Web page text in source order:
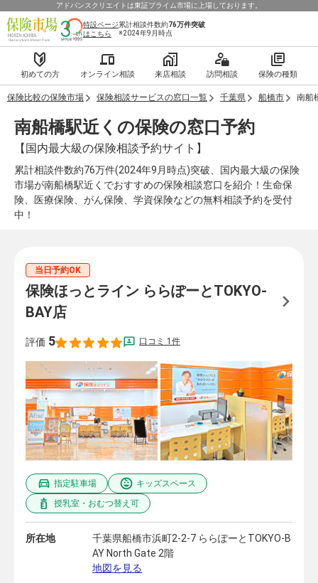
アドバンスクリエイトは東証プライム市場に上場しております。
特設ページ
はこちら
累計相談件数約76万件突破
※2024年9月時点
初めての方 オンライン相談 来店相談 訪問相談 保険の種類
保険比較の保険市場 保険相談サービスの窓口一覧 千葉県 船橋市 南船
南船橋駅近くの保険の窓口予約
【国内最大級の保険相談予約サイト】
累計相談件数約76万件(2024年9月時点)突破、国内最大級の保険
市場が南船橋駅近くでおすすめの保険相談窓口を紹介！生命保
険、医療保険、がん保険、学資保険などの無料相談予約を受付
中！
当日予約OK
保険ほっとライン ららぽーとTOKYO-
BAY店
評価 5 口コミ 1件
指定駐車場
キッズスペース
授乳室・おむつ替え可
所在地
千葉県船橋市浜町2-2-7 ららぽーとTOKYO-B
AY North Gate 2階
地図を見る